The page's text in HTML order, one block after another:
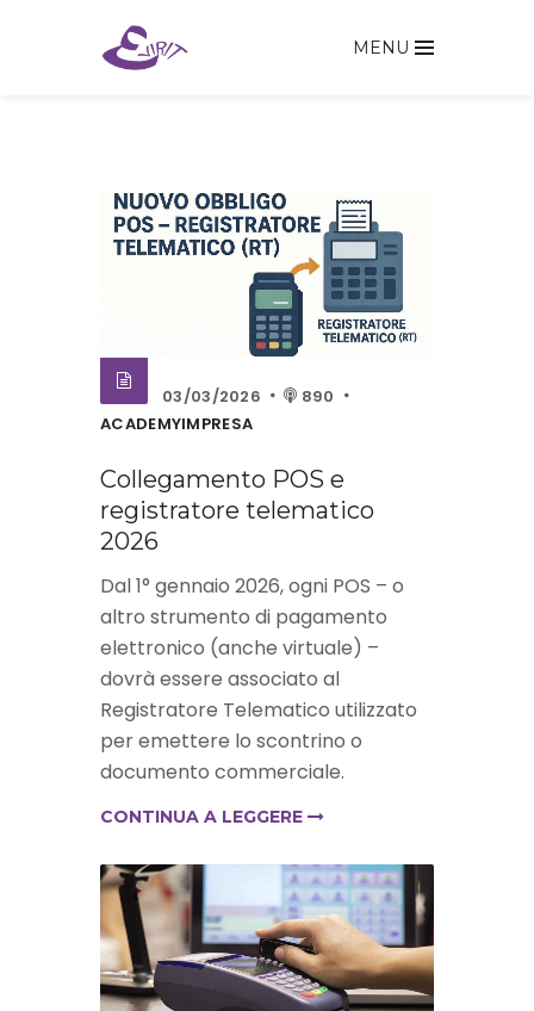
MENU
03/03/2026
890
ACADEMYIMPRESA
Collegamento POS e
registratore telematico
2026
Dal 1° gennaio 2026, ogni POS – o
altro strumento di pagamento
elettronico (anche virtuale) –
dovrà essere associato al
Registratore Telematico utilizzato
per emettere lo scontrino o
documento commerciale.
CONTINUA A LEGGERE